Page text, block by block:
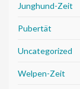
Junghund-Zeit
Pubertät
Uncategorized
Welpen-Zeit